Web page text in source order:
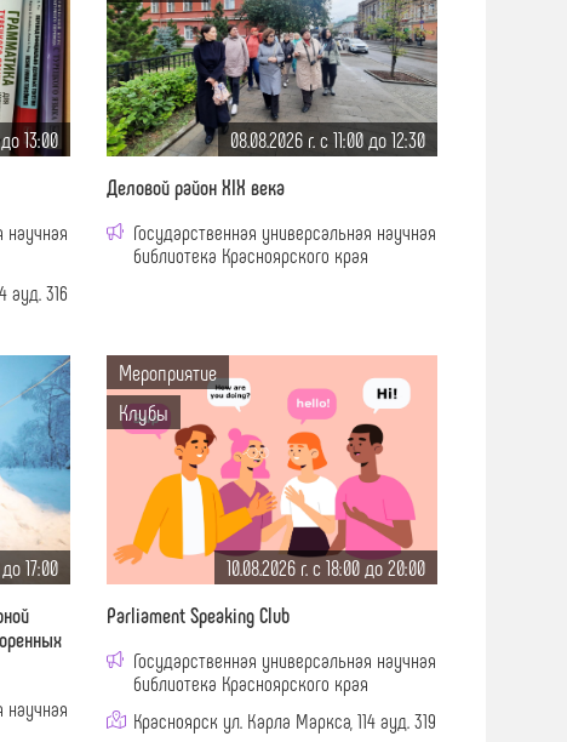
13:00
научная
ауд. 316
08.08.2026 г. c 11:00 до 12:30
Деловой район XIX века
Государственная универсальная научная
библиотека Красноярского края
17:00
научная
Мероприятие
Клубы
10.08.2026 г. c 18:00 до 20:00
Parliament Speaking Club
Государственная универсальная научная
библиотека Красноярского края
Красноярск ул. Карла Маркса, 114 ауд. 319